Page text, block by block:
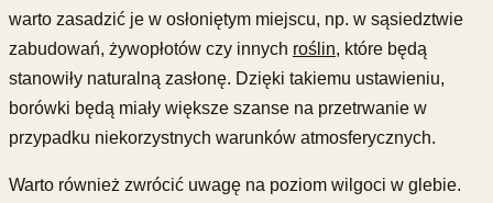
warto zasadzić je w osłoniętym miejscu, np. w sąsiedztwie
zabudowań, żywopłotów czy innych roślin, które będą
stanowiły naturalną zasłonę. Dzięki takiemu ustawieniu,
borówki będą miały większe szanse na przetrwanie w
przypadku niekorzystnych warunków atmosferycznych.
Warto również zwrócić uwagę na poziom wilgoci w glebie.